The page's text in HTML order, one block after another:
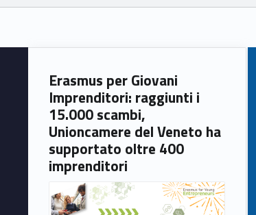
Erasmus per Giovani
Imprenditori: raggiunti i
15.000 scambi,
Unioncamere del Veneto ha
supportato oltre 400
imprenditori